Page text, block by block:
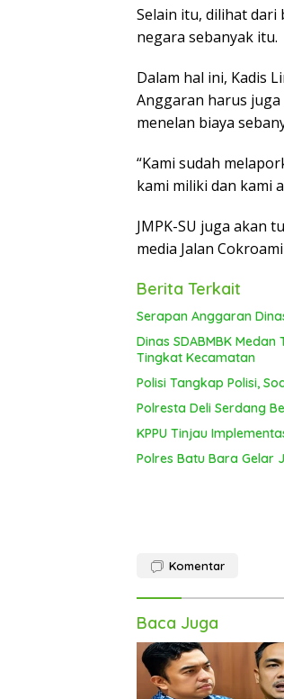
Selain itu, dilihat
negara sebanyak itu.
Dalam hal ini, Kadis
Anggaran harus
menelan biaya
“Kami sudah
kami miliki dan kami
JMPK-SU juga akan
media Jalan
Berita Terkait
Serapan Anggaran
Dinas SDABMBK
Tingkat Kecamatan
Polisi Tangkap Polisi,
Polresta Deli Serdang
KPPU Tinjau
Polres Batu Bara Gelar
Komentar
Baca Juga